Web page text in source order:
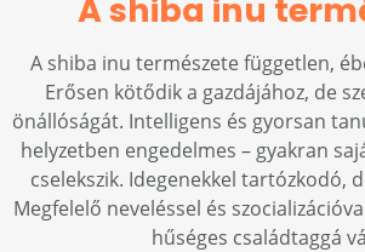
A shiba inu
A shiba inu természete független,
Erősen kötődik a gazdájához, de
önállóságát. Intelligens és gyorsan
helyzetben engedelmes – gyakran
cselekszik. Idegenekkel tartózkodó,
Megfelelő neveléssel és
hűséges családtaggá